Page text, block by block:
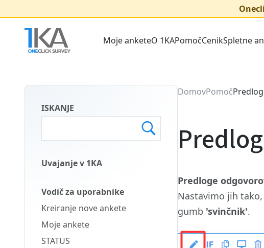
to
content
SLO
Moje anketeO 1KAPomočCenikSpletne
ISKANJE
Menu
SLO
Uvajanje v 1KA
Vodič za uporabnike
Kreiranje nove ankete
Moje ankete
STATUS
DomovPomoč
Predloge
Nastavimo jih
gumb 'svinčnik'.